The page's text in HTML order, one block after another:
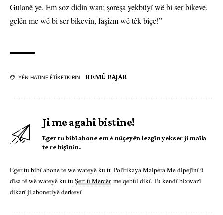
Gulanê ye. Em soz didin wan; şoreşa yekbûyî wê bi ser bikeve,
gelên me wê bi ser bikevin, faşîzm wê têk biçe!”
YÊN HATINE ÊTÎKETKIRIN HEMÛ BAJAR
Ji me agahî bistîne!
Eger tu bibî abone em ê nûçeyên lezgîn yekser ji maîla
te re bişînin.
Eger tu bibî abone te we wateyê ku tu Polîtikaya Malpera Medipejînî û
dîsa tê wê wateyê ku tu Şert û Mercên meqebûl dikî. Tu kendî bixwazî
dikarî ji abonetiyê derkevî